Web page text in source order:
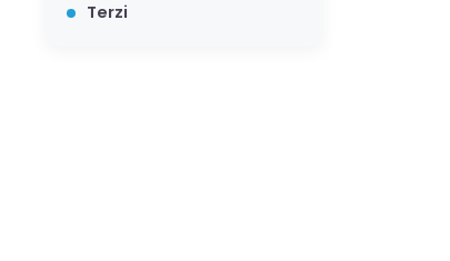
Terzi